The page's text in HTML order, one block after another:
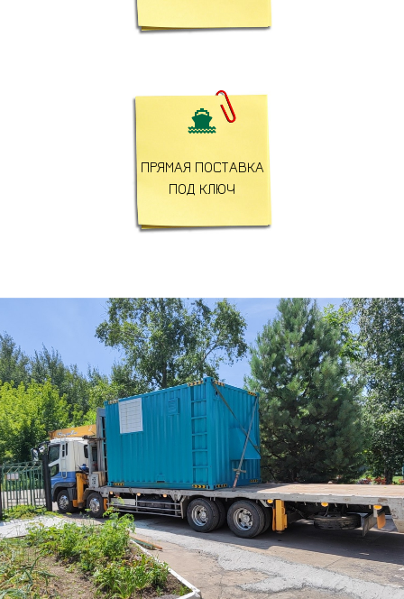

ПРЯМАЯ ПОСТАВКА
ПОД КЛЮЧ